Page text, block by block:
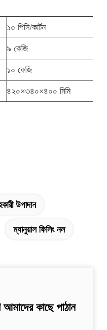
১০ পিসি/কার্টন
৯ কেজি
১০ কেজি
৪২০×৩৪০×৪০০ মিমি
উপাদান
ম্যানুয়াল ফিলিং নল
আমাদের কাছে পাঠান